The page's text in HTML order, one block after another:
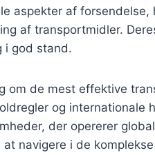
aspekter af forsendelse,
af transportmidler.
i god stand.
om de mest effektive
og internationale
der opererer
navigere i de